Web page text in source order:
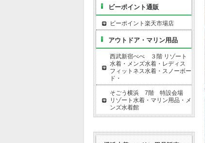
ビーポイント通販
ビーポイント楽天市場店
アウトドア・マリン用品
西武新宿ぺぺ ３階 リゾート
水着・メンズ水着・レディス
フィットネス水着・スノーボー
ド・
そごう横浜 7階 特設会場
リゾート水着・マリン用品・メ
ンズ水着館